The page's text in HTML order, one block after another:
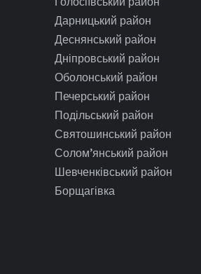
Дарницький район
Деснянський район
Дніпровський район
Оболонський район
Печерський район
Подільський район
Святошинський район
Солом’янський район
Шевченківський район
Борщагівка